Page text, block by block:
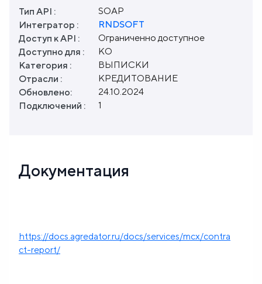
Тип API :
SOAP
Интегратор :
RNDSOFT
Доступ к API :
Ограниченно доступное
Доступно для :
КО
Категория :
ВЫПИСКИ
Отрасли :
КРЕДИТОВАНИЕ
Обновлено:
24.10.2024
Подключений :
1
Документация
https://docs.agredator.ru/docs/services/mcx/contra
ct-report/